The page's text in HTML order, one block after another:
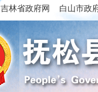
吉林省政府网 白山市政